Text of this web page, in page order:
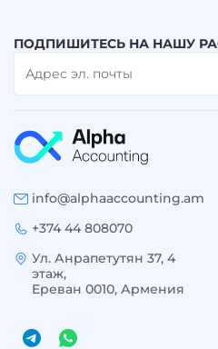
ПОДПИШИТЕСЬ НА НАШУ
info@alphaaccounting.am
+374 44 808070
Ул. Анрапетутян 37, 4
этаж,
Ереван 0010, Армения